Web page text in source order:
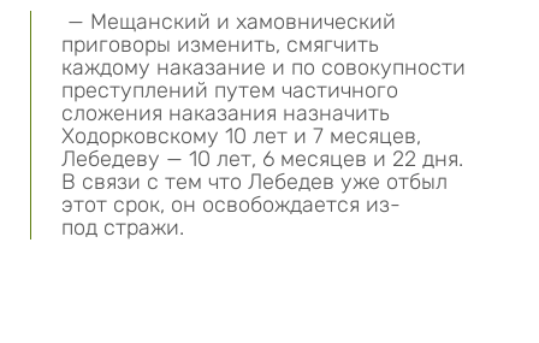
— Мещанский и хамовнический
приговоры изменить, смягчить
каждому наказание и по совокупности
преступлений путем частичного
сложения наказания назначить
Ходорковскому 10 лет и 7 месяцев,
Лебедеву — 10 лет, 6 месяцев и 22 дня.
В связи с тем что Лебедев уже отбыл
этот срок, он освобождается из-
под стражи.